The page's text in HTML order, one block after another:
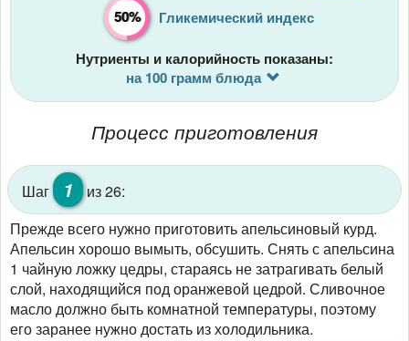
50% Гликемический индекс
Нутриенты и калорийность показаны:
на 100 грамм блюда
Процесс приготовления
Шаг 1
из 26:
Прежде всего нужно приготовить апельсиновый курд.
Апельсин хорошо вымыть, обсушить. Снять с апельсина
1 чайную ложку цедры, стараясь не затрагивать белый
слой, находящийся под оранжевой цедрой. Сливочное
масло должно быть комнатной температуры, поэтому
его заранее нужно достать из холодильника.